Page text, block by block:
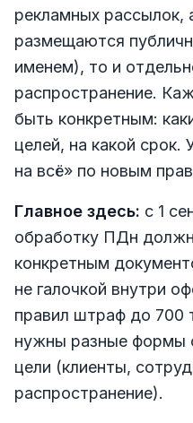
рекламных рассылок,
размещаются
именем), то и
распространение.
быть конкретным:
целей, на какой срок.
на всё» по новым
Главное здесь: с 1
обработку ПДн
конкретным
не галочкой внутри
правил штраф до 700
нужны разные формы
цели (клиенты,
распространение).